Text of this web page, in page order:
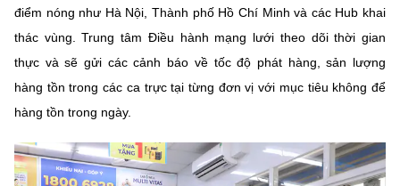
điểm nóng như Hà Nội, Thành phố Hồ Chí Minh và các Hub khai
thác vùng. Trung tâm Điều hành mạng lưới theo dõi thời gian
thực và sẽ gửi các cảnh báo về tốc độ phát hàng, sản lượng
hàng tồn trong các ca trực tại từng đơn vị với mục tiêu không để
hàng tồn trong ngày.